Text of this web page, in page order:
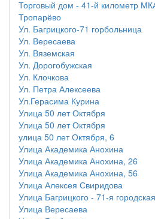
Торговый дом - 41-й километр
Тропарёво
Ул. Багрицкого-71 горбольница
Ул. Вересаева
Ул. Вяземская
Ул. Дорогобужская
Ул. Клочкова
Ул. Петра Алексеева
Ул.Герасима Курина
Улица 50 лет Октября
Улица 50 лет Октября
улица 50 лет Октября, 6
Улица Академика Анохина
Улица Академика Анохина, 26
Улица Академика Анохина, 56
Улица Алексея Свиридова
Улица Багрицкого - 71-я
Улица Вересаева